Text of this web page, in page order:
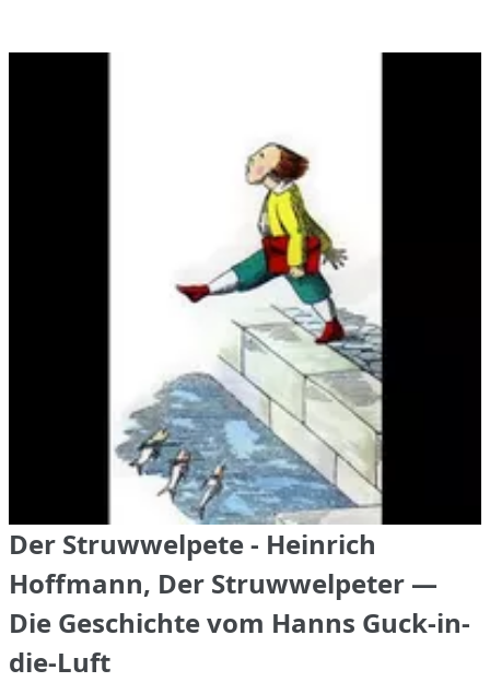
Der Struwwelpete - Heinrich
Hoffmann, Der Struwwelpeter —
Die Geschichte vom Hanns Guck-in-
die-Luft